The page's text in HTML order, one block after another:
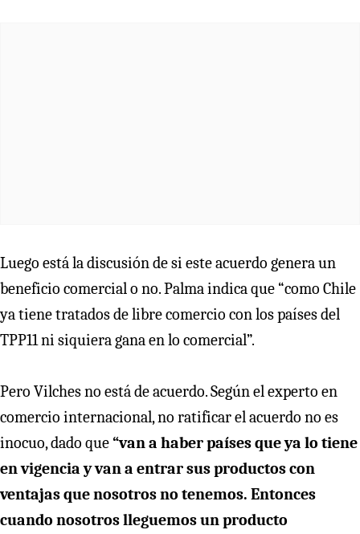
Luego está la discusión de si este acuerdo genera un
beneficio comercial o no. Palma indica que “como Chile
ya tiene tratados de libre comercio con los países del
TPP11 ni siquiera gana en lo comercial”.
Pero Vilches no está de acuerdo. Según el experto en
comercio internacional, no ratificar el acuerdo no es
inocuo, dado que“van a haber países que ya lo tiene
en vigencia y van a entrar sus productos con
ventajas que nosotros no tenemos. Entonces
cuando nosotros lleguemos un producto